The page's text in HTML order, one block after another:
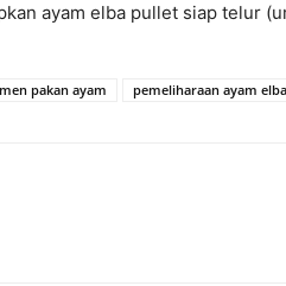
ayam elba pullet siap telur
pakan ayam pemeliharaan ayam elba